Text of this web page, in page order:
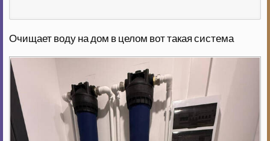
Очищает воду на дом в целом вот такая система